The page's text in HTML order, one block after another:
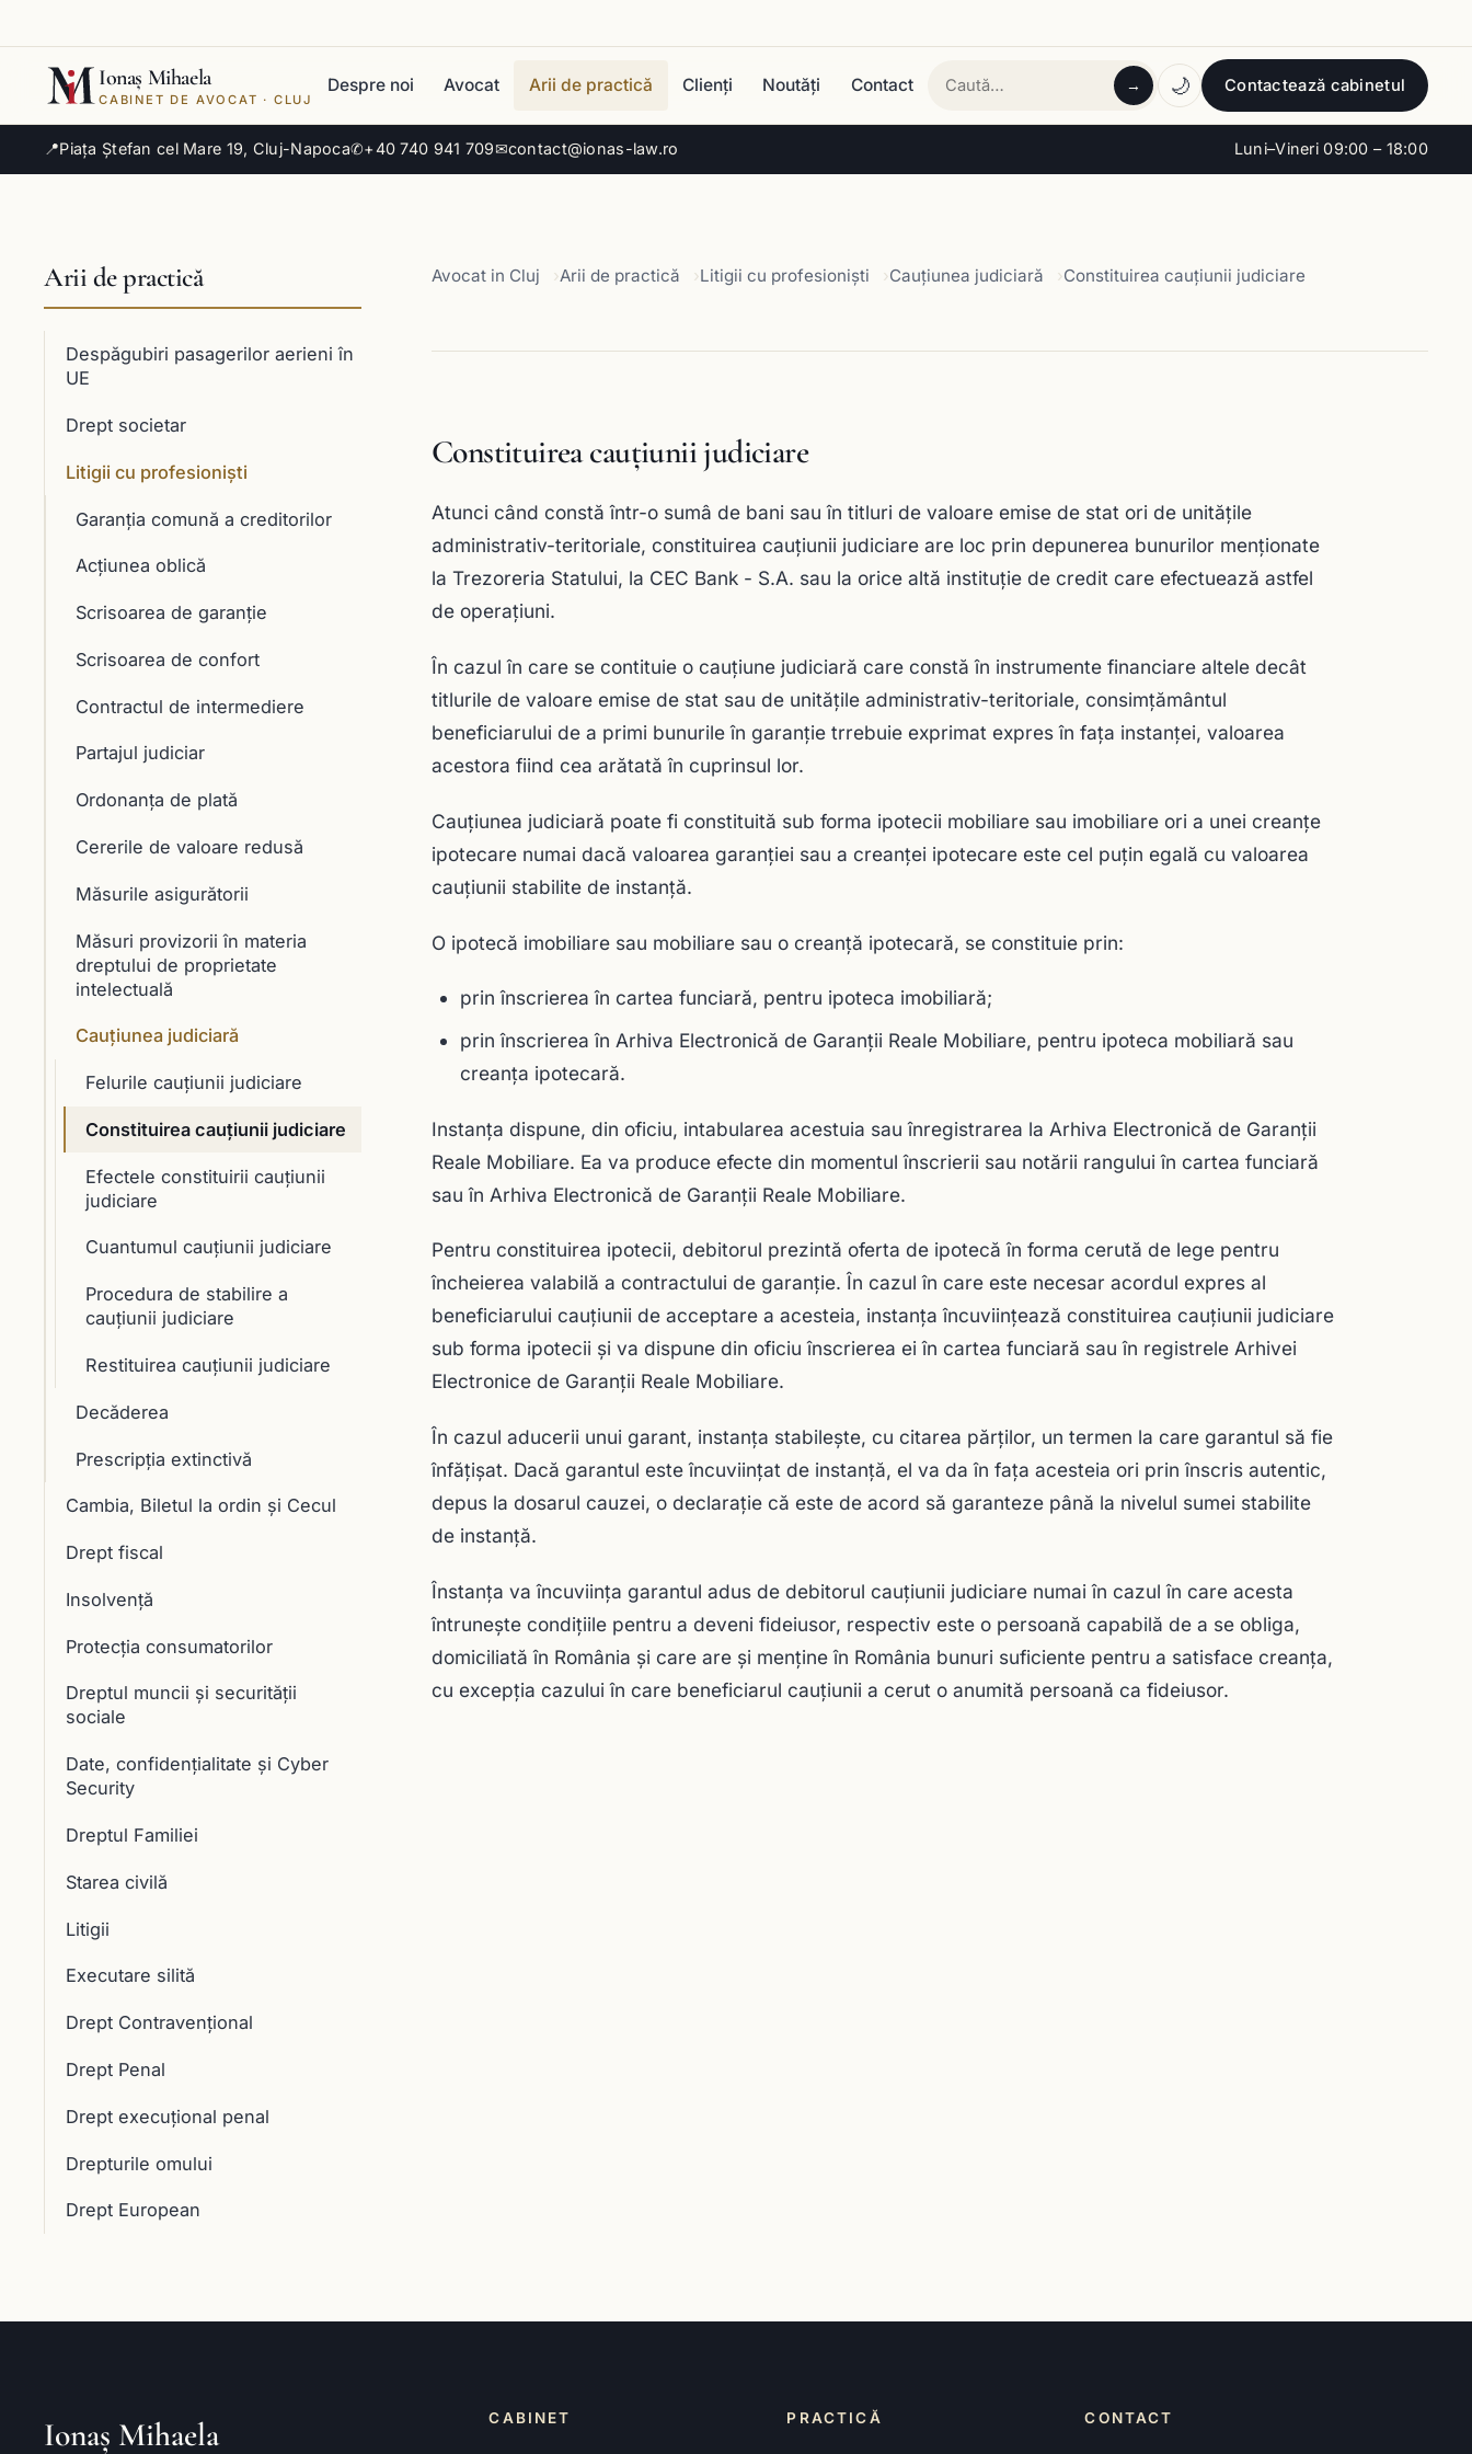
📍Piața Ștefan cel Mare 19, Cluj-Napoca✆+40 740 941 709✉contact@ionas-law.ro Luni–Vineri 09:00 – 18:00
Ionaș Mihaela
CABINET DE AVOCAT · CLUJ
Despre noi Avocat Arii de practică Clienți Noutăți Contact → 🌙 Contactează cabinetul
Arii de practică
Despăgubiri pasagerilor aerieni în
UE
Drept societar
Litigii cu profesioniști
Garanţia comună a creditorilor
Acţiunea oblică
Scrisoarea de garanţie
Scrisoarea de confort
Contractul de intermediere
Partajul judiciar
Ordonanța de plată
Cererile de valoare redusă
Măsurile asigurătorii
Măsuri provizorii în materia
dreptului de proprietate
intelectuală
Cauţiunea judiciară
Felurile cauţiunii judiciare
Constituirea cauţiunii judiciare
Efectele constituirii cauţiunii
judiciare
Cuantumul cauţiunii judiciare
Procedura de stabilire a
cauţiunii judiciare
Restituirea cauţiunii judiciare
Decăderea
Prescripţia extinctivă
Cambia, Biletul la ordin și Cecul
Drept fiscal
Insolvență
Protecția consumatorilor
Dreptul muncii și securității
sociale
Date, confidențialitate și Cyber
Security
Dreptul Familiei
Starea civilă
Litigii
Executare silită
Drept Contravențional
Drept Penal
Drept execuţional penal
Drepturile omului
Drept European
Avocat in Cluj Arii de practică Litigii cu profesioniști Cauţiunea judiciară Constituirea cauţiunii judiciare
Constituirea cauţiunii judiciare
Atunci când constă într-o sumâ de bani sau în titluri de valoare emise de stat ori de unităţile
administrativ-teritoriale, constituirea cauţiunii judiciare are loc prin depunerea bunurilor menţionate
la Trezoreria Statului, la CEC Bank - S.A. sau la orice altă instituţie de credit care efectuează astfel
de operaţiuni.
În cazul în care se contituie o cauţiune judiciară care constă în instrumente financiare altele decât
titlurile de valoare emise de stat sau de unităţile administrativ-teritoriale, consimţământul
beneficiarului de a primi bunurile în garanţie trrebuie exprimat expres în faţa instanţei, valoarea
acestora fiind cea arătată în cuprinsul lor.
Cauţiunea judiciară poate fi constituită sub forma ipotecii mobiliare sau imobiliare ori a unei creanţe
ipotecare numai dacă valoarea garanţiei sau a creanţei ipotecare este cel puţin egală cu valoarea
cauţiunii stabilite de instanţă.
O ipotecă imobiliare sau mobiliare sau o creanţă ipotecară, se constituie prin:
prin înscrierea în cartea funciară, pentru ipoteca imobiliară;
prin înscrierea în Arhiva Electronică de Garanţii Reale Mobiliare, pentru ipoteca mobiliară sau
creanţa ipotecară.
Instanţa dispune, din oficiu, intabularea acestuia sau înregistrarea la Arhiva Electronică de Garanţii
Reale Mobiliare. Ea va produce efecte din momentul înscrierii sau notării rangului în cartea funciară
sau în Arhiva Electronică de Garanţii Reale Mobiliare.
Pentru constituirea ipotecii, debitorul prezintă oferta de ipotecă în forma cerută de lege pentru
încheierea valabilă a contractului de garanţie. În cazul în care este necesar acordul expres al
beneficiarului cauţiunii de acceptare a acesteia, instanţa încuviinţează constituirea cauţiunii judiciare
sub forma ipotecii şi va dispune din oficiu înscrierea ei în cartea funciară sau în registrele Arhivei
Electronice de Garanţii Reale Mobiliare.
În cazul aducerii unui garant, instanţa stabilește, cu citarea părţilor, un termen la care garantul să fie
înfăţişat. Dacă garantul este încuviinţat de instanţă, el va da în faţa acesteia ori prin înscris autentic,
depus la dosarul cauzei, o declaraţie că este de acord să garanteze până la nivelul sumei stabilite
de instanţă.
Înstanța va încuviinţa garantul adus de debitorul cauţiunii judiciare numai în cazul în care acesta
întruneşte condiţiile pentru a deveni fideiusor, respectiv este o persoană capabilă de a se obliga,
domiciliată în România şi care are şi menţine în România bunuri suficiente pentru a satisface creanţa,
cu excepţia cazului în care beneficiarul cauţiunii a cerut o anumită persoană ca fideiusor.
Ionaș Mihaela CABINET PRACTICĂ CONTACT